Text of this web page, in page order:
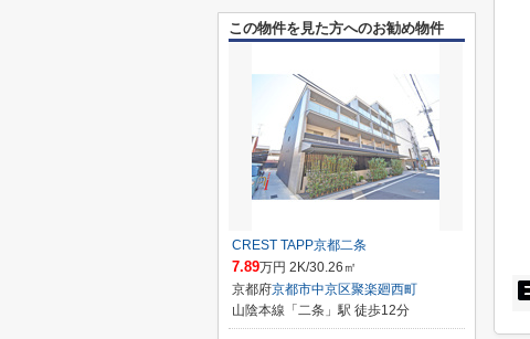
この物件を見た方へのお勧め物件
CREST TAPP京都二条
7.89万円 2K/30.26㎡
京都府京都市中京区聚楽廻西町
山陰本線「二条」駅 徒歩12分